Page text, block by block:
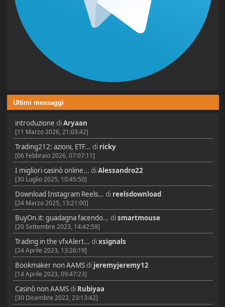
Ultimi messaggi
introduzione diAryaan
[11 Marzo 2026, 21:03:42]
Trading212: azioni, ETF... di ricky
[06 Febbraio 2026, 07:07:11]
I migliori casinò online... diAlessandro22
[30 Luglio 2025, 10:45:50]
Download Instagram Reels... di reelsdownload
[24 Marzo 2025, 13:21:00]
BuyOn.it: guadagna facendo... dismartmouse
[20 Settembre 2023, 14:42:59]
Trading in the vfxAlert... dixsignals
[24 Aprile 2023, 13:26:19]
Bookmaker non AAMSdi jeremyjeremy12
[14 Aprile 2023, 09:47:23]
Casinò non AAMSdi Rubiyaa
[30 Dicembre 2022, 23:13:42]